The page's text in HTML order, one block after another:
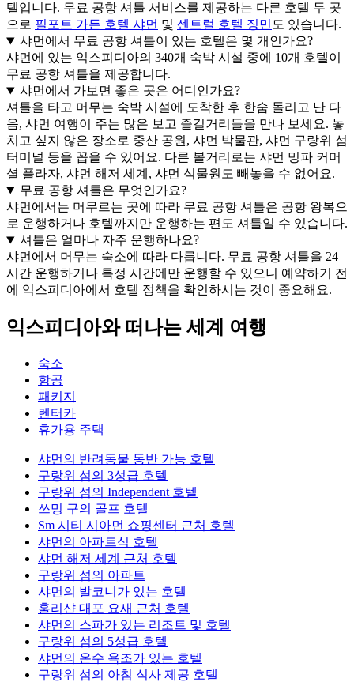
텔입니다. 무료 공항 셔틀 서비스를 제공하는 다른 호텔 두 곳
으로 필포트 가든 호텔 샤먼 및 센트럴 호텔 징민 도 있습니다.
샤먼에서 무료 공항 셔틀이 있는 호텔은 몇 개인가요?
샤먼에 있는 익스피디아의 340개 숙박 시설 중에 10개 호텔이
무료 공항 셔틀을 제공합니다.
샤먼에서 가보면 좋은 곳은 어디인가요?
셔틀을 타고 머무는 숙박 시설에 도착한 후 한숨 돌리고 난 다
음, 샤먼 여행이 주는 많은 보고 즐길거리들을 만나 보세요. 놓
치고 싶지 않은 장소로 중산 공원, 샤먼 박물관, 샤먼 구랑위 섬
터미널 등을 꼽을 수 있어요. 다른 볼거리로는 샤먼 밍파 커머
셜 플라자, 샤먼 해저 세계, 샤먼 식물원도 빼놓을 수 없어요.
무료 공항 셔틀은 무엇인가요?
샤먼에서는 머무르는 곳에 따라 무료 공항 셔틀은 공항 왕복으
로 운행하거나 호텔까지만 운행하는 편도 셔틀일 수 있습니다.
셔틀은 얼마나 자주 운행하나요?
샤먼에서 머무는 숙소에 따라 다릅니다. 무료 공항 셔틀을 24
시간 운행하거나 특정 시간에만 운행할 수 있으니 예약하기 전
에 익스피디아에서 호텔 정책을 확인하시는 것이 중요해요.
익스피디아와 떠나는 세계 여행
숙소
항공
패키지
렌터카
휴가용 주택
샤먼의 반려동물 동반 가능 호텔
구랑위 섬의 3성급 호텔
구랑위 섬의 Independent 호텔
쓰밍 구의 골프 호텔
Sm 시티 시아먼 쇼핑센터 근처 호텔
샤먼의 아파트식 호텔
샤먼 해저 세계 근처 호텔
구랑위 섬의 아파트
샤먼의 발코니가 있는 호텔
훌리샨 대포 요새 근처 호텔
샤먼의 스파가 있는 리조트 및 호텔
구랑위 섬의 5성급 호텔
샤먼의 온수 욕조가 있는 호텔
구랑위 섬의 아침 식사 제공 호텔